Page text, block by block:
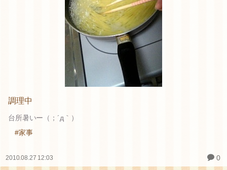
台所暑いー（；´д｀）